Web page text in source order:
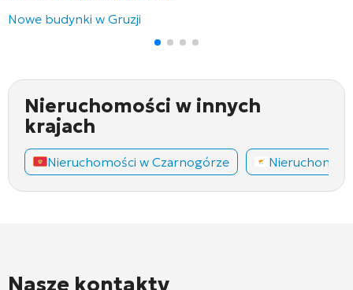
Nowe budynki w Gruzji
Nieruchomości w innych
krajach
Nieruchomości w Czarnogórze
Nasze kontakty